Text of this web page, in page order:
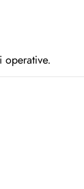
operative.